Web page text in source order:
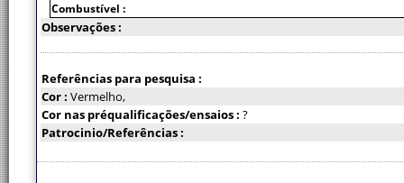
Combustível :
Observações :
Referências para pesquisa :
Cor : Vermelho,
Cor nas préqualificações/ensaios : ?
Patrocinio/Referências :